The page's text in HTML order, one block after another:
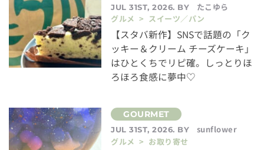
JUL 31ST, 2026. BY
たこゆら
グルメ > スイーツ／パン
【スタバ新作】SNSで話題の「ク
ッキー＆クリーム チーズケーキ」
はひとくちでリピ確。しっとりほ
ろほろ食感に夢中♡
JUL 31ST, 2026. BY
sunflower
グルメ > お取り寄せ